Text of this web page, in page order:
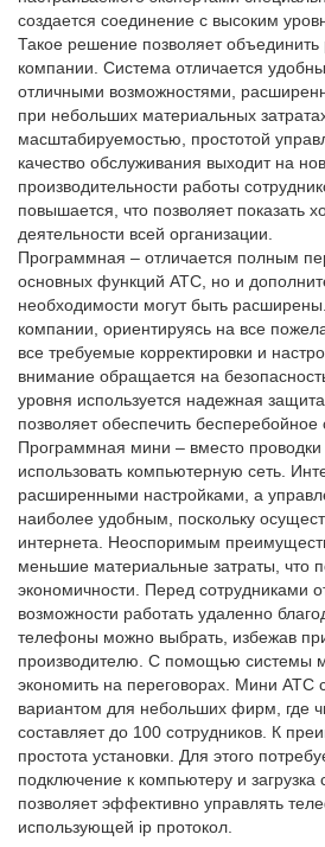
создается соединение с высоким
Такое решение позволяет
компании. Система отличается
отличными возможностями,
при небольших материальных
масштабируемостью, простотой
качество обслуживания выходит на
производительности работы
повышается, что позволяет показать
деятельности всей организации.
Программная – отличается полным
основных функций АТС, но и
необходимости могут быть
компании, ориентируясь на все
все требуемые корректировки и
внимание обращается на
уровня используется надежная
позволяет обеспечить бесперебойное
Программная мини – вместо проводки
использовать компьютерную сеть.
расширенными настройками, а
наиболее удобным, поскольку
интернета. Неоспоримым
меньшие материальные затраты, что
экономичности. Перед сотрудниками
возможности работать удаленно
телефоны можно выбрать, избежав
производителю. С помощью системы
экономить на переговорах. Мини АТС
вариантом для небольших фирм, где
составляет до 100 сотрудников. К
простота установки. Для этого
подключение к компьютеру и загрузка
позволяет эффективно управлять
использующей ip протокол.